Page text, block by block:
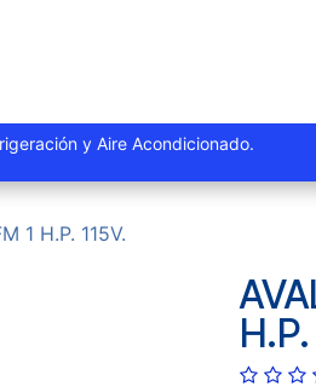
en Refrigeración y
1 H.P. 115V.
H.P.